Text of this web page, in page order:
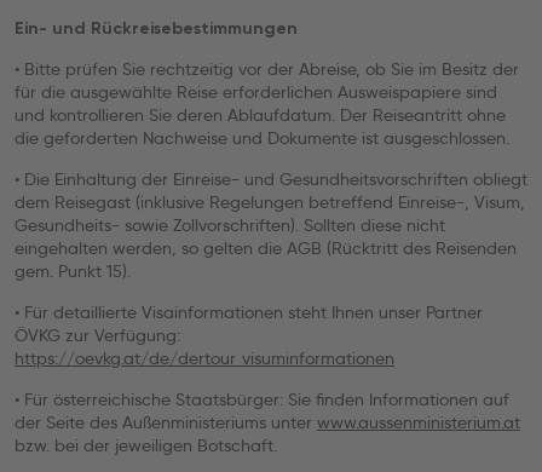
Ein- und Rückreisebestimmungen
• Bitte prüfen Sie rechtzeitig vor der Abreise, ob Sie im Besitz der
für die ausgewählte Reise erforderlichen Ausweispapiere sind
und kontrollieren Sie deren Ablaufdatum. Der Reiseantritt ohne
die geforderten Nachweise und Dokumente ist ausgeschlossen.
• Die Einhaltung der Einreise- und Gesundheitsvorschriften obliegt
dem Reisegast (inklusive Regelungen betreffend Einreise-, Visum,
Gesundheits- sowie Zollvorschriften). Sollten diese nicht
eingehalten werden, so gelten die AGB (Rücktritt des Reisenden
gem. Punkt 15).
• Für detaillierte Visainformationen steht Ihnen unser Partner
ÖVKG zur Verfügung:
https://oevkg.at/de/dertour_visuminformationen
• Für österreichische Staatsbürger: Sie finden Informationen auf
der Seite des Außenministeriums unter www.aussenministerium.at
bzw. bei der jeweiligen Botschaft.